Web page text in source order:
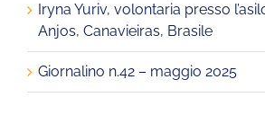
Iryna Yuriv, volontaria presso
Anjos, Canavieiras, Brasile
Giornalino n.42 – maggio 2025